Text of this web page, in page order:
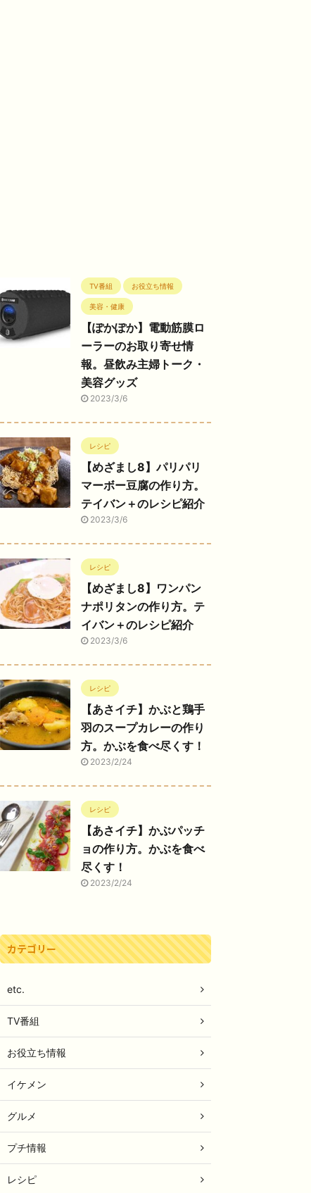
TV番組 お役立ち情報
美容・健康
【ぽかぽか】電動筋膜ロ
ーラーのお取り寄せ情
報。昼飲み主婦トーク・
美容グッズ
2023/3/6
レシピ
【めざまし8】パリパリ
マーボー豆腐の作り方。
テイバン＋のレシピ紹介
2023/3/6
レシピ
【めざまし8】ワンパン
ナポリタンの作り方。テ
イバン＋のレシピ紹介
2023/3/6
レシピ
【あさイチ】かぶと鶏手
羽のスープカレーの作り
方。かぶを食べ尽くす！
2023/2/24
レシピ
【あさイチ】かぶパッチ
ョの作り方。かぶを食べ
尽くす！
2023/2/24
カテゴリー
etc.
TV番組
お役立ち情報
イケメン
グルメ
プチ情報
レシピ